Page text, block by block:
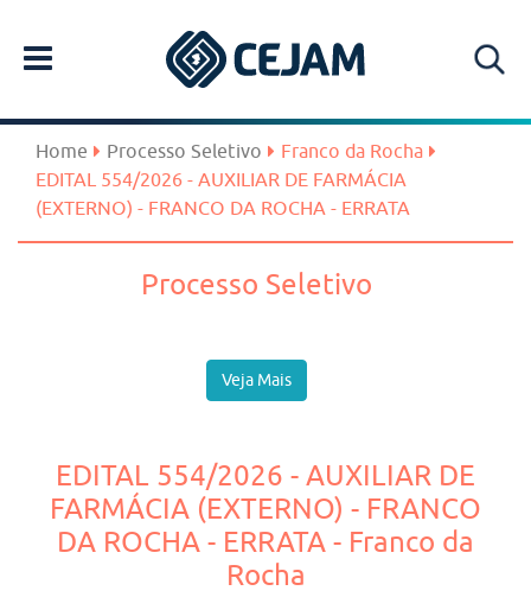
Home Processo Seletivo
Franco da Rocha
EDITAL 554/2026 - AUXILIAR DE FARMÁCIA
(EXTERNO) - FRANCO DA ROCHA - ERRATA
Processo Seletivo
Veja Mais
EDITAL 554/2026 - AUXILIAR DE
FARMÁCIA (EXTERNO) - FRANCO
DA ROCHA - ERRATA - Franco da
Rocha